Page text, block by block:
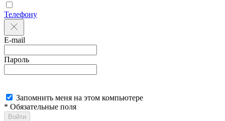
Телефону
E-mail
Пароль
Запомнить меня на этом компьютере
* Обязательные поля
Войти